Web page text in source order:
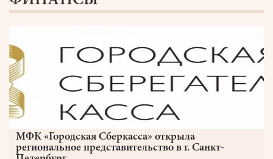
МФК «Городская Сберкасса» открыла
региональное представительство в г. Санкт-